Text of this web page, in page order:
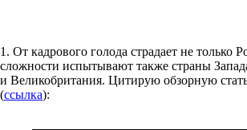
1. От кадрового голода страдает не только
сложности испытывают также страны
и Великобритания. Цитирую обзорную
(ссылка):